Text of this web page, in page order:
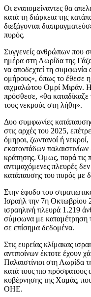
Οι εναπομείναντες θα
κατά τη διάρκεια της
διεξάγονται
πυρός.
Συγγενείς ανθρώπων που
ημέρα στη Λωρίδα της
να αποδεχτεί τη συμφωνία
ομήρους», όπως το έθεσε
αιχμαλώτου Ομρί Μιράν.
πρόσθεσε, «θα καταδίκαζε
τους νεκρούς στη λήθη».
Δυο συμφωνίες
στις αρχές του 2025,
όμηροι, ζωντανοί ή
εκατοντάδων
κράτησης. Όμως, παρά τις
αντιμαχόμενες πλευρές
κατάπαυσης του πυρός με
Στην έφοδο του
Ισραήλ την 7η Οκτωβρίου
ισραηλινή πλευρά 1.219
σύμφωνα με καταμέτρηση
σε επίσημα δεδομένα.
Στις ευρείας κλίμακας
αντιποίνων έκτοτε έχουν
Παλαιστίνιοι στη Λωρίδα
κατά τους πιο πρόσφατους
κυβέρνησης της Χαμάς, που
ΟΗΕ.